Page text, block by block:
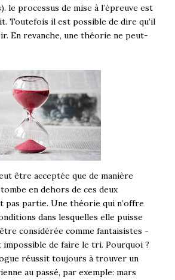
le processus de mise à l’épreuve est
Toutefois il est possible de dire qu’il
En revanche, une théorie ne peut-
être acceptée que de manière
en dehors de ces deux
pas partie. Une théorie qui n’offre
dans lesquelles elle puisse
considérée comme fantaisistes -
de faire le tri. Pourquoi ?
réussit toujours à trouver un
au passé, par exemple: mars